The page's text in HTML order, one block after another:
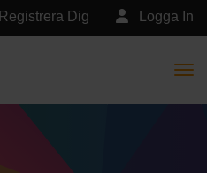
Logga In
Registrera Dig